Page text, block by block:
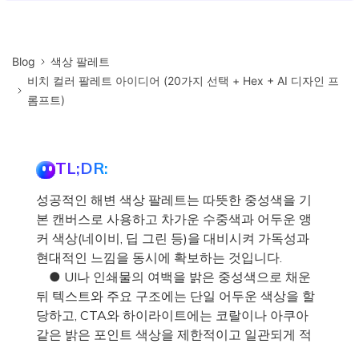
Blog
색상 팔레트
비치 컬러 팔레트 아이디어 (20가지 선택 + Hex + AI 디자인 프
롬프트)
TL;DR:
성공적인 해변 색상 팔레트는 따뜻한 중성색을 기
본 캔버스로 사용하고 차가운 수중색과 어두운 앵
커 색상(네이비, 딥 그린 등)을 대비시켜 가독성과
현대적인 느낌을 동시에 확보하는 것입니다.
● UI나 인쇄물의 여백을 밝은 중성색으로 채운
뒤 텍스트와 주요 구조에는 단일 어두운 색상을 할
당하고, CTA와 하이라이트에는 코랄이나 아쿠아
같은 밝은 포인트 색상을 제한적이고 일관되게 적